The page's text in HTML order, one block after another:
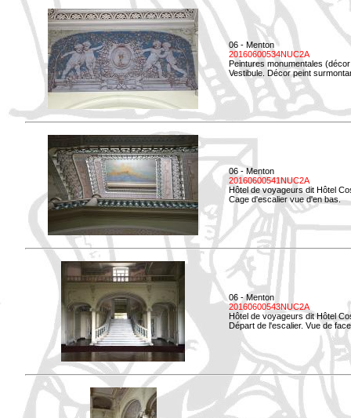
06 - Menton
20160600534NUC2A
Peintures monumentales
Vestibule. Décor peint
06 - Menton
20160600541NUC2A
Hôtel de voyageurs dit Hôtel
Cage d'escalier vue d'en bas.
06 - Menton
20160600543NUC2A
Hôtel de voyageurs dit Hôtel
Départ de l'escalier. Vue de